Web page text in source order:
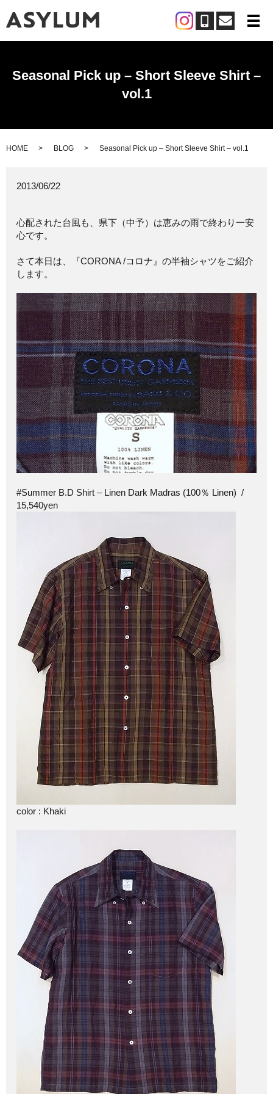
メ
Seasonal Pick up – Short Sleeve Shirt –
vol.1
HOME BLOG Seasonal Pick up – Short Sleeve Shirt – vol.1
2013/06/22
心配された台風も、県下（中予）は恵みの雨で終わり一安
心です。
さて本日は、『CORONA /コロナ』の半袖シャツをご紹介
します。
#Summer B.D Shirt – Linen Dark Madras (100％ Linen) /
15,540yen
color : Khaki